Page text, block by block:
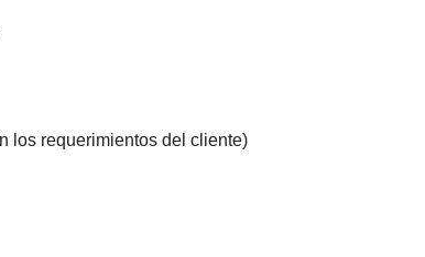
los requerimientos del cliente)